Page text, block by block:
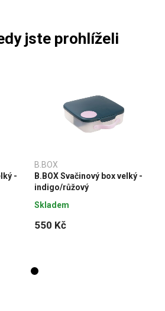
jste prohlíželi
-
B.BOX
B.BOX Svačinový box velký -
indigo/růžový
550 Kč
Skladem